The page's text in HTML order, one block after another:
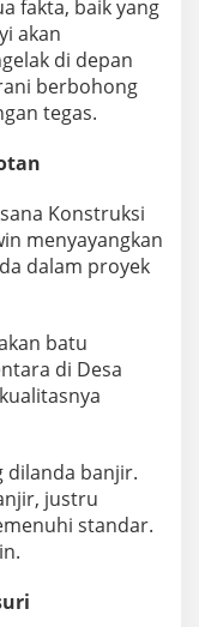
fakta, baik yang
akan
di depan
berbohong
tegas.
Konstruksi
menyayangkan
dalam proyek
batu
di Desa
dilanda banjir.
justru
standar.